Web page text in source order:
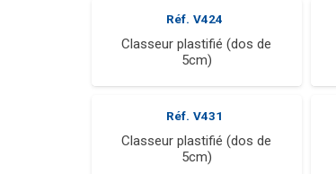
Réf. V424
Classeur plastifié (dos de
5cm)
Réf. V431
Classeur plastifié (dos de
5cm)